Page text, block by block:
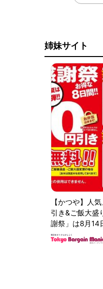
姉妹サイト
【かつや】人
引き&ご飯大盛
謝祭」は8月14